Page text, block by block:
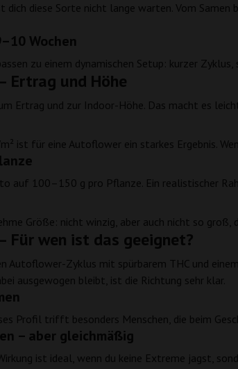
dich diese Sorte nicht lange warten. Vom
Wochen
zu einem dynamischen Setup: kurzer
Ertrag und Höhe
Ertrag und zur Indoor-Höhe. Das macht es
ist für eine Autoflower ein starkes Ergebnis.
auf 100–150 g pro Pflanze. Ein realistischer
Größe: nicht winzig, aber auch nicht so
Für wen ist das geeignet?
Autoflower-Zyklus mit spürbarem THC und
ausgewogen bleibt, ist die Richtung sehr klar.
Profil trifft besonders Menschen, die beim
– aber gleichmäßig
ist ideal, wenn du keine Extreme jagst,